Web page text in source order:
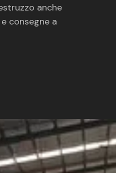
anche
consegne a